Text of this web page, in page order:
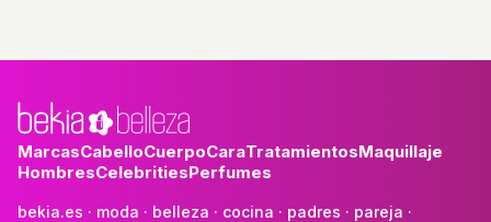
MarcasCabelloCuerpoCaraTratamientosMaquillaje
HombresCelebritiesPerfumes
bekia.es · moda · belleza · cocina · padres · pareja ·